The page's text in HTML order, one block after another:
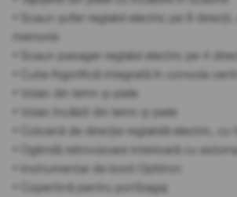
• Scaun șofer reglabil electric pe 8
memorie
• Scaun pasager reglabil electric pe 4
• Cutie frigorifică integrată în consola
• Volan din lemn și piele
• Volan încălzit din lemn și piele
• Coloană de direcție reglabilă electric,
• Oglindă retrovizoare interioară cu
• Instrumentar de bord Optitron
• Copertină pentru portbagaj